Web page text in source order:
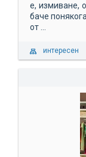
е, измиване,
баче
от ...
интересен